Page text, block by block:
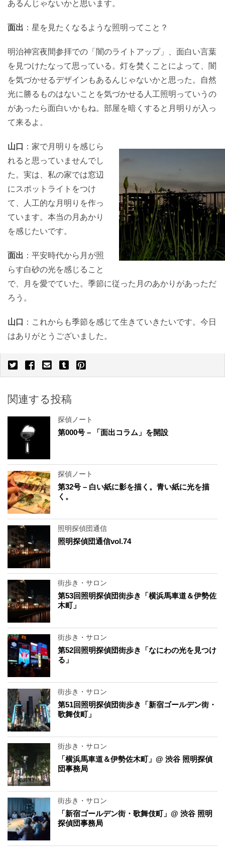
あるんじゃないかと思います。
面出 ：星を見たくなるような照明ってこと？
明治神宮夜間参拝での「闇のライトアップ」、面白い言葉
を見つけたなって思っている。灯を焚くことによって、闇
を気づかせるデザインもあるんじゃないかと思った。自然
光に勝るものはないことを気づかせる人工照明っていうの
があったら面白いかもね。部屋を暗くすると月明りが入っ
て来るよ。
山口
：家で月明りを感じら
れると思っていませんでし
た。実は、私の家では窓辺
にスポットライトをつけ
て、人工的な月明りを作っ
ています。本当の月あかり
を感じたいです。
面出 ：平安時代から月が照
らす白砂の光を感じること
で、月を愛でていた。季節に従った月のあかりがあっただ
ろう。
山口
：これからも季節を感じて生きていきたいです。今日
はありがとうございました。
関連する投稿
探偵ノート
第000号 – 「面出コラム」を開設
探偵ノート
第32号 – 白い紙に影を描く。青い紙に光を描
く。
照明探偵団通信
照明探偵団通信vol.74
街歩き・サロン
第53回照明探偵団街歩き「横浜馬車道＆伊勢佐
木町」
街歩き・サロン
第52回照明探偵団街歩き「なにわの光を見つけ
る」
街歩き・サロン
第51回照明探偵団街歩き「新宿ゴールデン街・
歌舞伎町」
街歩き・サロン
「横浜馬車道＆伊勢佐木町」@ 渋谷 照明探偵
団事務局
街歩き・サロン
「新宿ゴールデン街・歌舞伎町」@ 渋谷 照明
探偵団事務局